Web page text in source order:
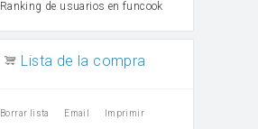
Ranking de usuarios en funcook
Lista de la compra
Borrar lista Email Imprimir